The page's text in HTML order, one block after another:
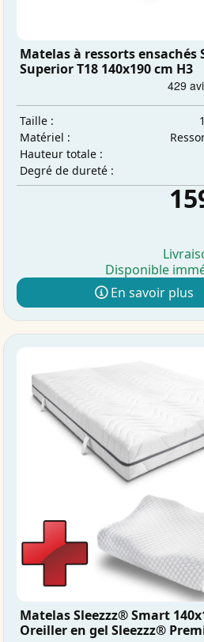
Matelas à ressorts ensachés
Superior T18 140x190 cm H3
Taille :
Matériel :
Hauteur totale :
Degré de dureté :
Disponible
En savoir plus
Matelas Sleezzz® Smart
Oreiller en gel Sleezzz®